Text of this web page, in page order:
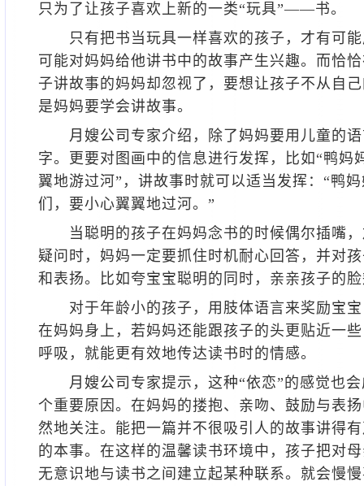
只为了让孩子喜欢上新的一类“玩具”——书。
只有把书当玩具一样喜欢的孩子，才有可能
可能对妈妈给他讲书中的故事产生兴趣。而恰
子讲故事的妈妈却忽视了，要想让孩子不从自
是妈妈要学会讲故事。
月嫂公司 专家介绍，除了妈妈要用儿童的
字。更要对图画中的信息进行发挥，比如“鸭妈
翼地游过河”，讲故事时就可以适当发挥：“鸭
们，要小心翼翼地过河。”
当聪明的孩子在妈妈念书的时候偶尔插嘴，
疑问时，妈妈一定要抓住时机耐心回答，并对
和表扬。比如夸宝宝聪明的同时，亲亲孩子的
对于年龄小的孩子，用肢体语言来奖励宝宝
在妈妈身上，若妈妈还能跟孩子的头更贴近一
呼吸，就能更有效地传达读书时的情感。
月嫂公司 专家提示，这种“依恋”的感觉也
个重要原因。在妈妈的搂抱、亲吻、鼓励与表
然地关注。能把一篇并不很吸引人的故事讲得
的本事。在这样的温馨读书环境中，孩子把对
无意识地与读书之间建立起某种联系。就会慢